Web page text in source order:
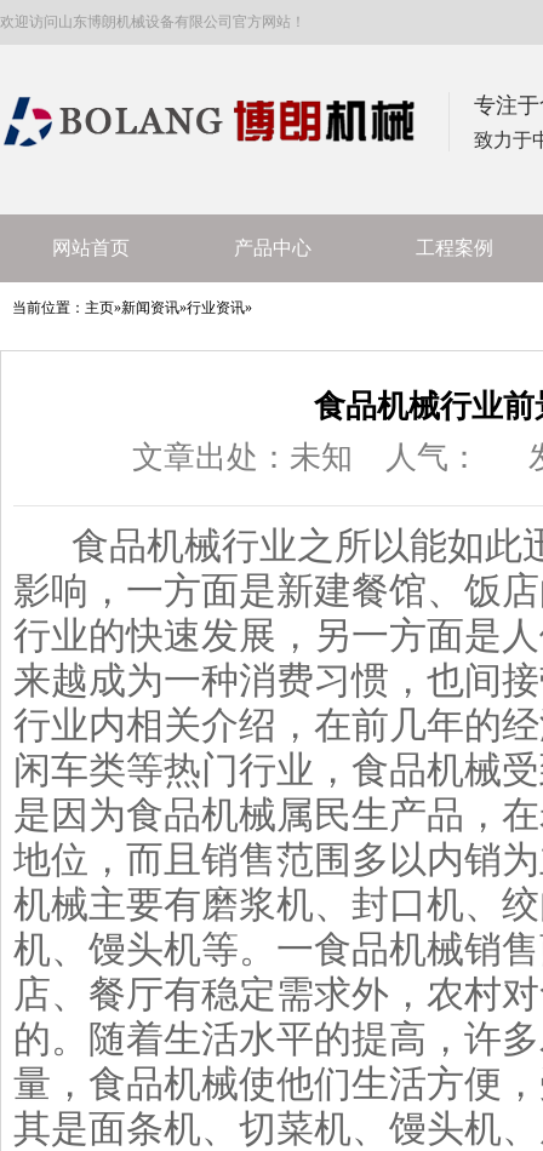
欢迎访问山东博朗机械设备有限公司官方网站！
专注
致力于
网站首页 产品中心 工程案例
当前位置： 主页»新闻资讯»行业资讯»
食品机械行业
文章出处：未知
人气：
食品机械行业之所以能如此
影响，一方面是新建餐馆、饭
行业的快速发展，另一方面是
来越成为一种消费习惯，也间
行业内相关介绍，在前几年的
闲车类等热门行业，食品机械
是因为食品机械属民生产品，
地位，而且销售范围多以内销
机械主要有磨浆机、封口机、
机、馒头机等。一食品机械销
店、餐厅有稳定需求外，农村
的。随着生活水平的提高，许
量，食品机械使他们生活方便
其是面条机、切菜机、馒头机